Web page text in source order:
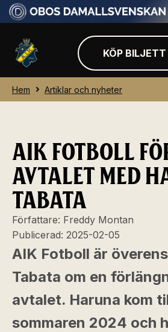
KÖP BILJETT
Hem Artiklar och nyheter
AIK FOTBOLL
AVTALET MED
TABATA
Författare: Freddy Montan
Publicerad: 2025-02-05
AIK Fotboll är
Tabata om en
avtalet. Haruna kom
sommaren 2024 och